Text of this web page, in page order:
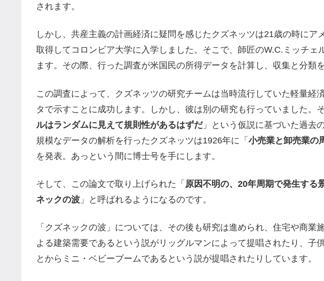
されます。
しかし、共産主義の計画経済に疑問を感じたクズネッツは21歳の時にア
取得してコロンビア大学に入学しました。そこで、師匠のW.C.ミッチェ
ます。その際、行った調査が米国民の所得データを計算し、収集と分類
この調査によって、クズネッツの研究チームは当時流行していた軽量経
タで示すことに成功します。しかし、彼は別の研究も行っていました。
ルはランダムに見えて規則性があるはずだ」という仮説に基づいた過去
規模なデータの解析を行ったクズネッツは1926年に「 小売業と卸売業の
を発表。あっという間に博士号を手にします。
そして、この論文で取り上げられた「 原因不明の、20年周期で発生する
ネックの波 」と呼ばれるようになるのです。
「クズネックの波」については、その後も研究は進められ、住宅や商業
よる建築需要であるという説がリッグルマンによって提唱されたり、子
とからミニ・ベビーブームであるという説が提唱されたりしています。